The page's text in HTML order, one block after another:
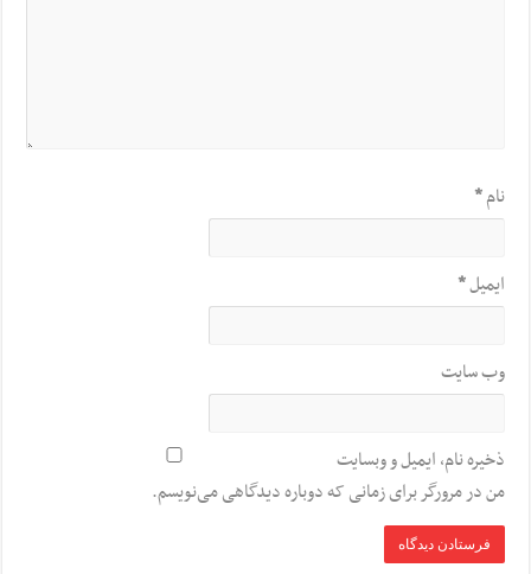
نام*
ایمیل*
وب‌ سایت
ذخیره نام، ایمیل و وبسایت
من در مرورگر برای زمانی که دوباره دیدگاهی می‌نویسم.